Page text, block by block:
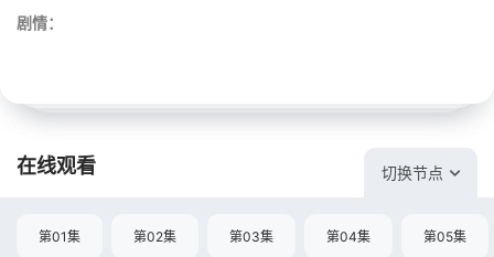
剧情：
在线观看 切换节点
第01集 第02集 第03集 第04集 第05集